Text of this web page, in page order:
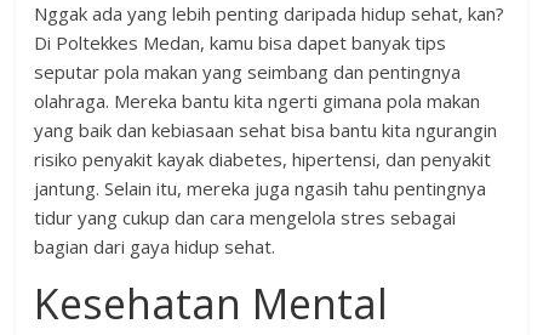
Nggak ada yang lebih penting daripada hidup sehat, kan?
Di Poltekkes Medan, kamu bisa dapet banyak tips
seputar pola makan yang seimbang dan pentingnya
olahraga. Mereka bantu kita ngerti gimana pola makan
yang baik dan kebiasaan sehat bisa bantu kita ngurangin
risiko penyakit kayak diabetes, hipertensi, dan penyakit
jantung. Selain itu, mereka juga ngasih tahu pentingnya
tidur yang cukup dan cara mengelola stres sebagai
bagian dari gaya hidup sehat.
Kesehatan Mental